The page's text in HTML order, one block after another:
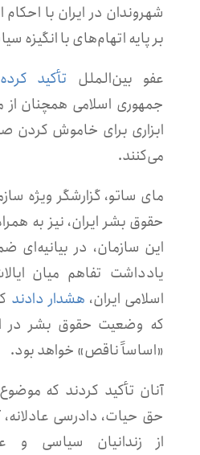
شهروندان در ایران با
بر پایه اتهام‌های با انگیزه
عفو بین‌الملل تأکید
جمهوری اسلامی همچنان از
ابزاری برای خاموش کردن
می‌کنند.
مای ساتو، گزارشگر ویژه
این سازمان، در بیانیه‌ای
یادداشت تفاهم میان
اسلامی ایران، هشدار دادند
که وضعیت حقوق بشر در
«اساساً ناقص» خواهد بود.
آنان تأکید کردند که
حق حیات، دادرسی
از زندانیان سیاسی و